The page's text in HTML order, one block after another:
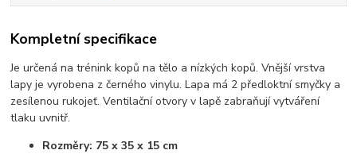
Kompletní specifikace
Je určená na trénink kopů na tělo a nízkých kopů. Vnější vrstva
lapy je vyrobena z černého vinylu. Lapa má 2 předloktní smyčky a
zesílenou rukojeť. Ventilační otvory v lapě zabraňují vytváření
tlaku uvnitř.
Rozměry: 75 x 35 x 15 cm